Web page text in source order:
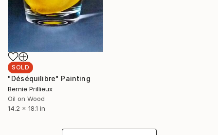
SOLD
"Déséquilibre" Painting
Bernie Prillieux
Oil on Wood
14.2 x 18.1 in